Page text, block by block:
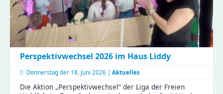
Perspektivwechsel 2026 im Haus Liddy
Donnerstag der 18. Juni 2026 | Aktuelles
Die Aktion „Perspektivwechsel“ der Liga der Freien